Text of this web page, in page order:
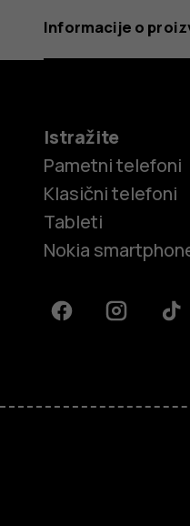
Informacije o
Istražite
Pametni telefoni
Klasični telefoni
Tableti
Nokia
FacebookInstagram